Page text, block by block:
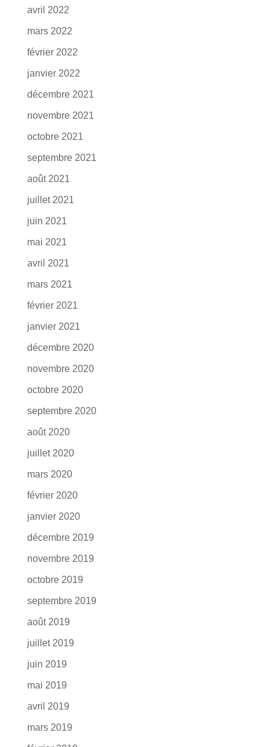
avril 2022
mars 2022
février 2022
janvier 2022
décembre 2021
novembre 2021
octobre 2021
septembre 2021
août 2021
juillet 2021
juin 2021
mai 2021
avril 2021
mars 2021
février 2021
janvier 2021
décembre 2020
novembre 2020
octobre 2020
septembre 2020
août 2020
juillet 2020
mars 2020
février 2020
janvier 2020
décembre 2019
novembre 2019
octobre 2019
septembre 2019
août 2019
juillet 2019
juin 2019
mai 2019
avril 2019
mars 2019